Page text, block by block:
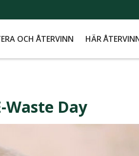
OCH ÅTERVINN HÄR
Day